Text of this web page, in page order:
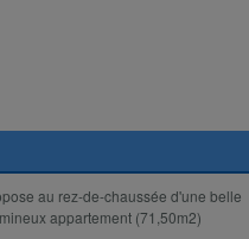
au rez-de-chaussée d'une belle
appartement (71,50m2)